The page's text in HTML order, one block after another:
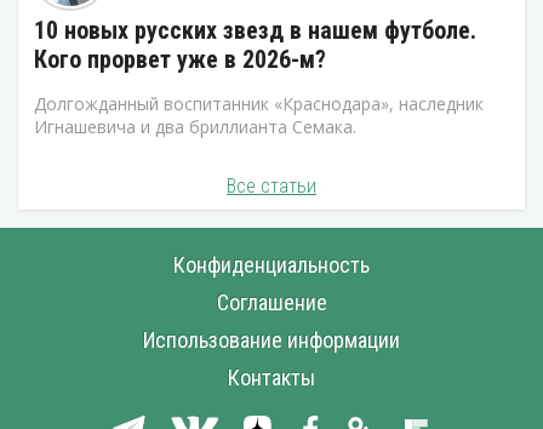
10 новых русских звезд в нашем футболе.
Кого прорвет уже в 2026-м?
Долгожданный воспитанник «Краснодара», наследник
Игнашевича и два бриллианта Семака.
Все статьи
Конфиденциальность
Соглашение
Использование информации
Контакты